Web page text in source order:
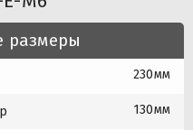
размеры
230мм
130мм